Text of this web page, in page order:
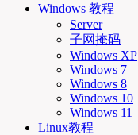
Windows 教程
Server
子网掩码
Windows XP
Windows 7
Windows 8
Windows 10
Windows 11
Linux教程